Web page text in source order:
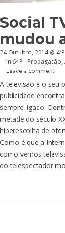
Social
mudou
24 Outubro, 2014 @
in 6º P - Propagação,
Leave a comment
A televisão e o seu
publicidade
sempre ligado.
metade do século
hiperescolha de
Como é que a
como vemos
do telespectador